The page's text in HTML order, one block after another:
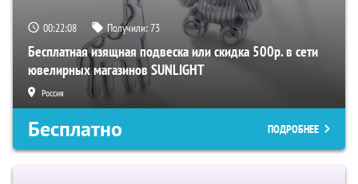
00:22:07 Получили:73
Бесплатная изящная подвеска или скидка 500р. в сети
ювелирных магазинов SUNLIGHT
Россия
Бесплатно ПОДРОБНЕЕ